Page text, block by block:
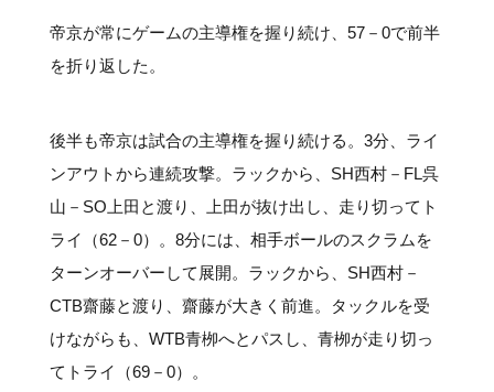
帝京が常にゲームの主導権を握り続け、57－0で前半
を折り返した。
後半も帝京は試合の主導権を握り続ける。3分、ライ
ンアウトから連続攻撃。ラックから、SH西村－FL呉
山－SO上田と渡り、上田が抜け出し、走り切ってト
ライ（62－0）。8分には、相手ボールのスクラムを
ターンオーバーして展開。ラックから、SH西村－
CTB齋藤と渡り、齋藤が大きく前進。タックルを受
けながらも、WTB青栁へとパスし、青栁が走り切っ
てトライ（69－0）。